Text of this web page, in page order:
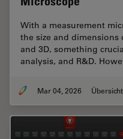
With a measurement
the size and
and 3D, something
analysis, and R&D.
Mar 04, 2026 Übersicht